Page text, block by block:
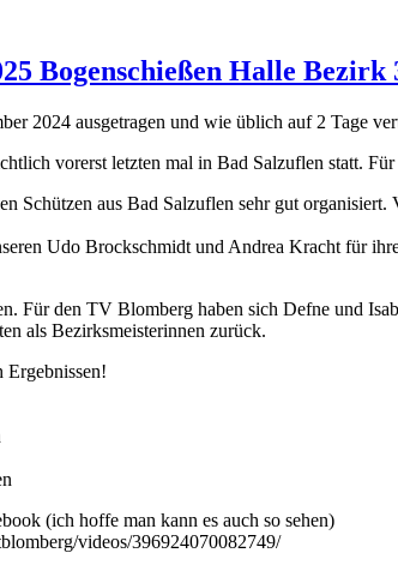
Bogenschießen Halle Bezirk
2024 ausgetragen und wie üblich auf 2 Tage
vorerst letzten mal in Bad Salzuflen statt.
Schützen aus Bad Salzuflen sehr gut
Udo Brockschmidt und Andrea Kracht für
Für den TV Blomberg haben sich Defne und
als Bezirksmeisterinnen zurück.
(ich hoffe man kann es auch so sehen)
videos/396924070082749/